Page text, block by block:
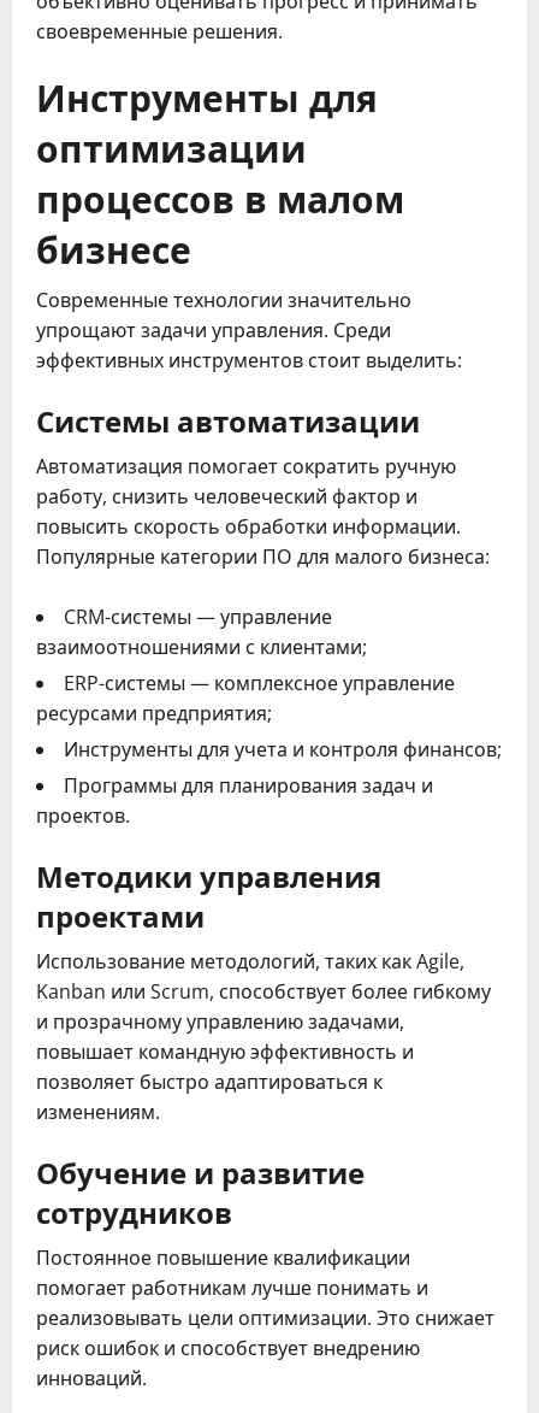
своевременные решения.
Инструменты для
оптимизации
процессов в малом
бизнесе
Современные технологии значительно
упрощают задачи управления. Среди
эффективных инструментов стоит выделить:
Системы автоматизации
Автоматизация помогает сократить ручную
работу, снизить человеческий фактор и
повысить скорость обработки информации.
Популярные категории ПО для малого бизнеса:
CRM-системы — управление
взаимоотношениями с клиентами;
ERP-системы — комплексное управление
ресурсами предприятия;
Инструменты для учета и контроля финансов;
Программы для планирования задач и
проектов.
Методики управления
проектами
Использование методологий, таких как Agile,
Kanban или Scrum, способствует более гибкому
и прозрачному управлению задачами,
повышает командную эффективность и
позволяет быстро адаптироваться к
изменениям.
Обучение и развитие
сотрудников
Постоянное повышение квалификации
помогает работникам лучше понимать и
реализовывать цели оптимизации. Это снижает
риск ошибок и способствует внедрению
инноваций.